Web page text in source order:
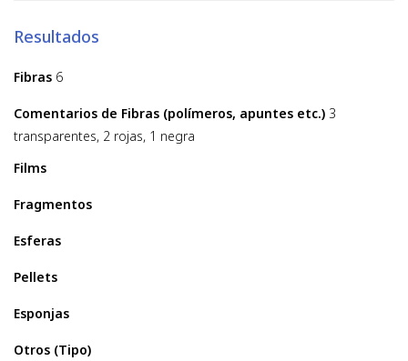
Resultados
Fibras 6
Comentarios de Fibras (polímeros, apuntes etc.) 3
transparentes, 2 rojas, 1 negra
Films
Fragmentos
Esferas
Pellets
Esponjas
Otros (Tipo)